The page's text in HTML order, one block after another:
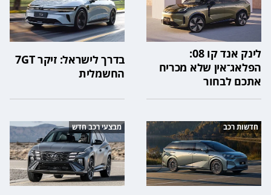
לינק אנד קו 08:
הפלאג־אין שלא מכריח
אתכם לבחור
בדרך לישראל: זיקר 7GT
החשמלית
חדשות רכב מבצעי רכב חדש